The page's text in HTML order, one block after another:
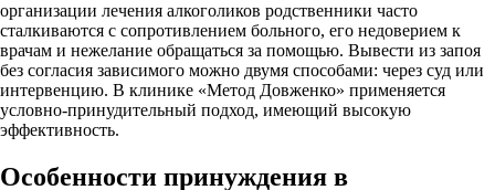
организации лечения алкоголиков родственники часто
сталкиваются с сопротивлением больного, его недоверием к
врачам и нежелание обращаться за помощью. Вывести из запоя
без согласия зависимого можно двумя способами: через суд или
интервенцию. В клинике «Метод Довженко» применяется
условно-принудительный подход, имеющий высокую
эффективность.
Особенности принуждения в